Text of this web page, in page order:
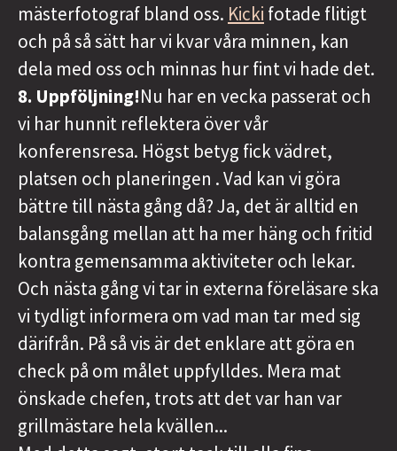
mästerfotograf bland oss. Kicki fotade flitigt
och på så sätt har vi kvar våra minnen, kan
dela med oss och minnas hur fint vi hade det.
8. Uppföljning!Nu har en vecka passerat och
vi har hunnit reflektera över vår
konferensresa. Högst betyg fick vädret,
platsen och planeringen . Vad kan vi göra
bättre till nästa gång då? Ja, det är alltid en
balansgång mellan att ha mer häng och fritid
kontra gemensamma aktiviteter och lekar.
Och nästa gång vi tar in externa föreläsare ska
vi tydligt informera om vad man tar med sig
därifrån. På så vis är det enklare att göra en
check på om målet uppfylldes. Mera mat
önskade chefen, trots att det var han var
grillmästare hela kvällen...